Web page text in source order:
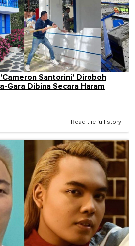
Santorini' Diroboh
Gara Dibina Secara Haram
Read the full story